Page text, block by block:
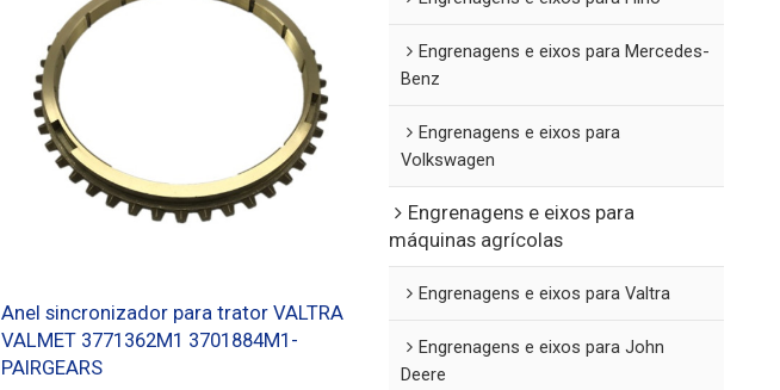
Anel sincronizador para trator VALTRA
VALMET 3771362M1 3701884M1-
PAIRGEARS
Engrenagens e eixos para Mercedes-
Benz
Engrenagens e eixos para
Volkswagen
Engrenagens e eixos para
máquinas agrícolas
Engrenagens e eixos para Valtra
Engrenagens e eixos para John
Deere